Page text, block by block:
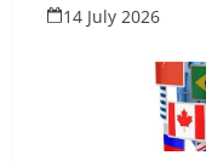
14 July 2026